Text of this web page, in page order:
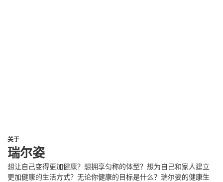
关于
瑞尔姿
想让自己变得更加健康？想拥享匀称的体型？想为自己和家人建立
更加健康的生活方式？无论你健康的目标是什么？瑞尔姿的健康生